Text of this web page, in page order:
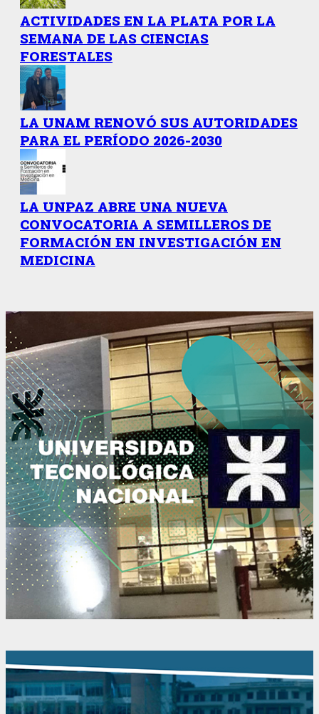
ACTIVIDADES EN LA PLATA POR LA
SEMANA DE LAS CIENCIAS
FORESTALES
LA UNAM RENOVÓ SUS AUTORIDADES
PARA EL PERÍODO 2026-2030
LA UNPAZ ABRE UNA NUEVA
CONVOCATORIA A SEMILLEROS DE
FORMACIÓN EN INVESTIGACIÓN EN
MEDICINA